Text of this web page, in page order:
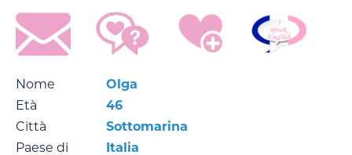
Nome
Olga
Età
46
Città
Sottomarina
Paese di
Italia